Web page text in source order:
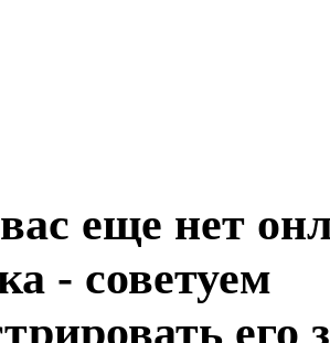
еще нет
- советуем
его